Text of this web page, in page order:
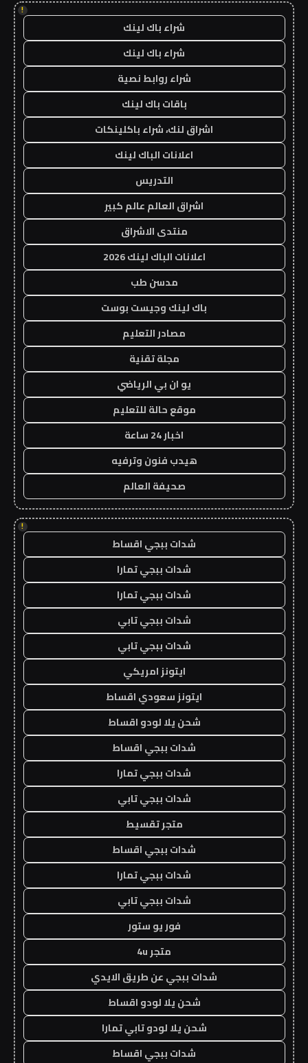
!
شراء باك لينك
شراء باك لينك
شراء روابط نصية
باقات باك لينك
اشراق لنك، شراء باكلينكات
اعلانات الباك لينك
التدريس
اشراق العالم عالم كبير
منتدى الاشراق
اعلانات الباك لينك 2026
مدسن طب
باك لينك وجيست بوست
مصادر التعليم
مجلة تقنية
يو ان بي الرياضي
موقع حالة للتعليم
اخبار 24 ساعة
هيدب فنون وترفيه
صحيفة العالم
!
شدات ببجي اقساط
شدات ببجي تمارا
شدات ببجي تمارا
شدات ببجي تابي
شدات ببجي تابي
ايتونز امريكي
ايتونز سعودي اقساط
شحن يلا لودو اقساط
شدات ببجي اقساط
شدات ببجي تمارا
شدات ببجي تابي
متجر تقسيط
شدات ببجي اقساط
شدات ببجي تمارا
شدات ببجي تابي
فور يو ستور
متجر 4u
شدات ببجي عن طريق الايدي
شحن يلا لودو اقساط
شحن يلا لودو تابي تمارا
شدات ببجي اقساط